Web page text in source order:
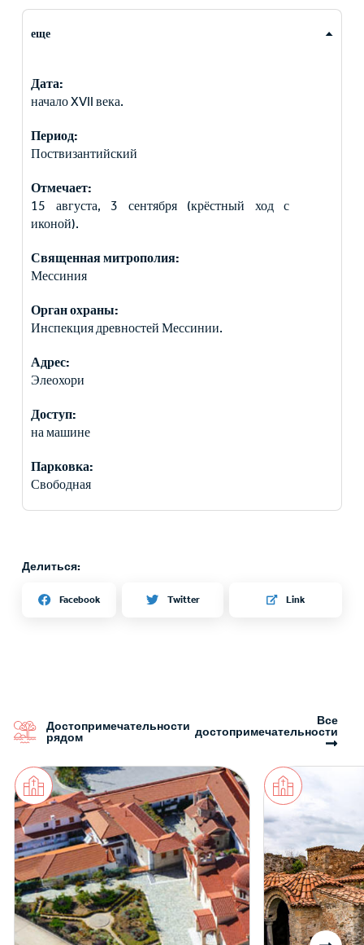
еще
Дата:
начало XVII века.
Период:
Поствизантийский
Отмечает:
15 августа, 3 сентября (крёстный ход с
иконой).
Священная митрополия:
Мессиния
Орган охраны:
Инспекция древностей Мессинии.
Адрес:
Элеохори
Доступ:
на машине
Парковка:
Свободная
Делиться:
Facebook Twitter Link
Достопримечательности
рядом
Все
достопримечательности